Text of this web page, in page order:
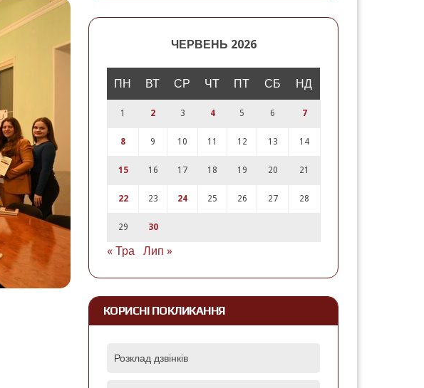
ЧЕРВЕНЬ 2026
ПН ВТ СР ЧТ ПТ СБ НД
1 2 3 4 5 6 7
8 9 10 11 12 13 14
15 16 17 18 19 20 21
22 23 24 25 26 27 28
29 30
« Тра Лип »
КОРИСНІ ПОКЛИКАННЯ
Розклад дзвінків